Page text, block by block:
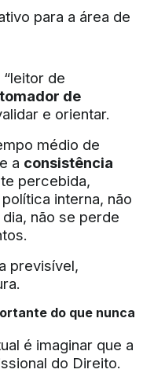
para a área de
de
tomador de
e orientar.
médio de
a consistência
percebida,
interna, não
não se perde
previsível,
do que nunca
é imaginar que a
do Direito.